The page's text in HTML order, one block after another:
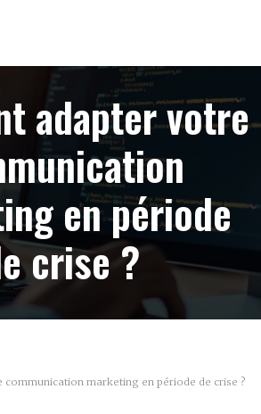
adapter votre
en période
crise ?
communication marketing en période de crise ?